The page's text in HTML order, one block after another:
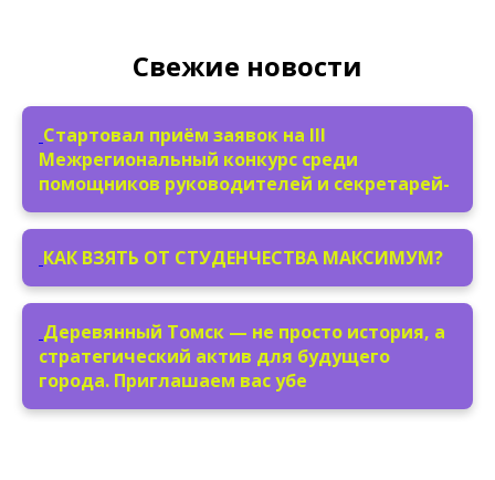
Свежие новости
Стартовал приём заявок на III
Межрегиональный конкурс среди
помощников руководителей и секретарей-
КАК ВЗЯТЬ ОТ СТУДЕНЧЕСТВА МАКСИМУМ?
Деревянный Томск — не просто история, а
стратегический актив для будущего
города. Приглашаем вас убе